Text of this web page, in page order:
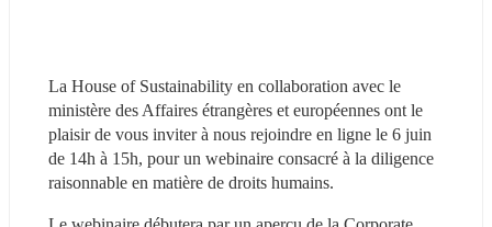
La House of Sustainability en collaboration avec le
ministère des Affaires étrangères et européennes ont le
plaisir de vous inviter à nous rejoindre en ligne le 6 juin
de 14h à 15h, pour un webinaire consacré à la diligence
raisonnable en matière de droits humains.